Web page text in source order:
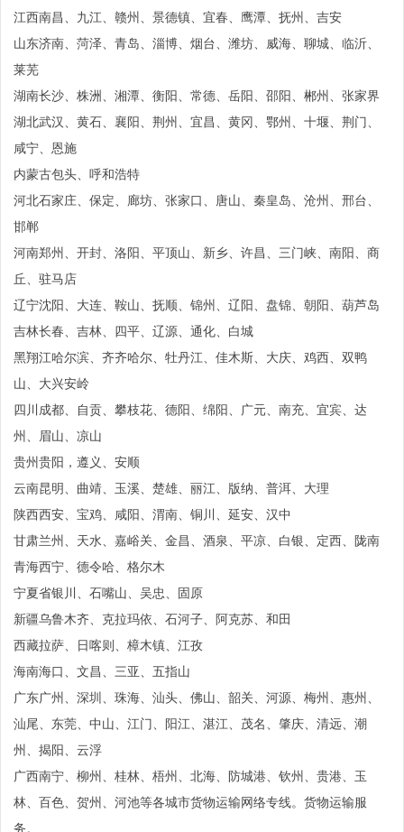
江西南昌、九江、赣州、景德镇、宜春、鹰潭、抚州、吉安
山东济南、菏泽、青岛、淄博、烟台、潍坊、威海、聊城、临沂、
莱芜
湖南长沙、株洲、湘潭、衡阳、常德、岳阳、邵阳、郴州、张家界
湖北武汉、黄石、襄阳、荆州、宜昌、黄冈、鄂州、十堰、荆门、
咸宁、恩施
内蒙古包头、呼和浩特
河北石家庄、保定、廊坊、张家口、唐山、秦皇岛、沧州、邢台、
邯郸
河南郑州、开封、洛阳、平顶山、新乡、许昌、三门峡、南阳、商
丘、驻马店
辽宁沈阳、大连、鞍山、抚顺、锦州、辽阳、盘锦、朝阳、葫芦岛
吉林长春、吉林、四平、辽源、通化、白城
黑翔江哈尔滨、齐齐哈尔、牡丹江、佳木斯、大庆、鸡西、双鸭
山、大兴安岭
四川成都、自贡、攀枝花、德阳、绵阳、广元、南充、宜宾、达
州、眉山、凉山
贵州贵阳，遵义、安顺
云南昆明、曲靖、玉溪、楚雄、丽江、版纳、普洱、大理
陕西西安、宝鸡、咸阳、渭南、铜川、延安、汉中
甘肃兰州、天水、嘉峪关、金昌、酒泉、平凉、白银、定西、陇南
青海西宁、德令哈、格尔木
宁夏省银川、石嘴山、吴忠、固原
新疆乌鲁木齐、克拉玛依、石河子、阿克苏、和田
西藏拉萨、日喀则、樟木镇、江孜
海南海口、文昌、三亚、五指山
广东广州、深圳、珠海、汕头、佛山、韶关、河源、梅州、惠州、
汕尾、东莞、中山、江门、阳江、湛江、茂名、肇庆、清远、潮
州、揭阳、云浮
广西南宁、柳州、桂林、梧州、北海、防城港、钦州、贵港、玉
林、百色、贺州、河池等各城市货物运输网络专线。货物运输服
务。